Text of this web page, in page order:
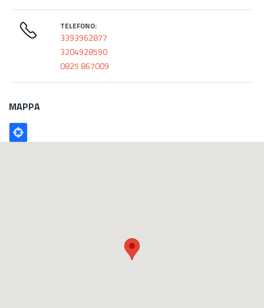
TELEFONO:
3393962877
3204928590
0825 867009
MAPPA
Poligono
GEO